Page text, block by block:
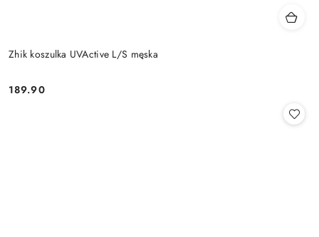
Zhik koszulka UVActive L/S męska
Cena:
189.90